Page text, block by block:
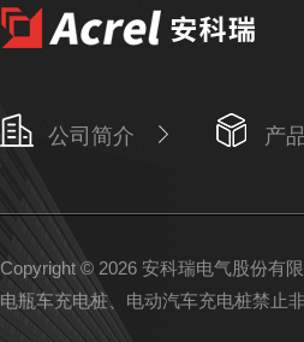
公司简介 产
Copyright © 2026 安科瑞电气股份有
电瓶车充电桩、电动汽车充电桩禁止